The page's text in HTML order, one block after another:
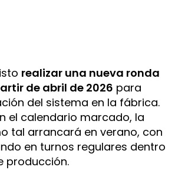
realizar una nueva ronda
de abril de 2026 para
del sistema en la fábrica.
el calendario marcado, la
tal arrancará en verano, con
en turnos regulares dentro
producción.